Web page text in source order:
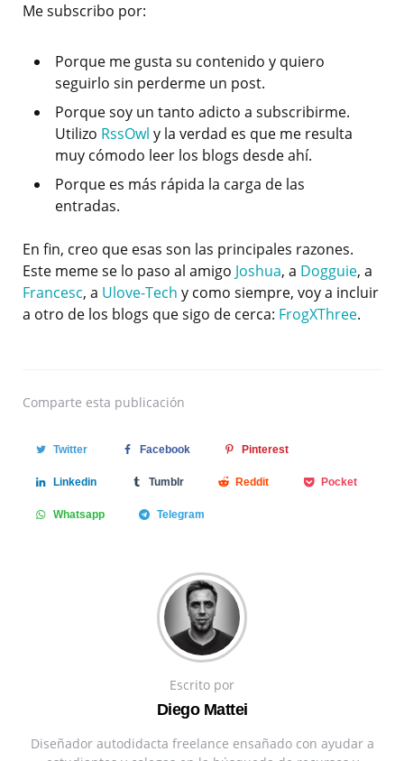
Me subscribo por:
Porque me gusta su contenido y quiero
seguirlo sin perderme un post.
Porque soy un tanto adicto a subscribirme.
Utilizo RssOwl y la verdad es que me resulta
muy cómodo leer los blogs desde ahí.
Porque es más rápida la carga de las
entradas.
En fin, creo que esas son las principales razones.
Este meme se lo paso al amigo Joshua, a Dogguie, a
Francesc, a Ulove-Tech y como siempre, voy a incluir
a otro de los blogs que sigo de cerca: FrogXThree.
Comparte esta publicación
Twitter Facebook Pinterest
Linkedin Tumblr Reddit Pocket
Whatsapp Telegram
Escrito por
Diego Mattei
Diseñador autodidacta freelance ensañado con ayudar a